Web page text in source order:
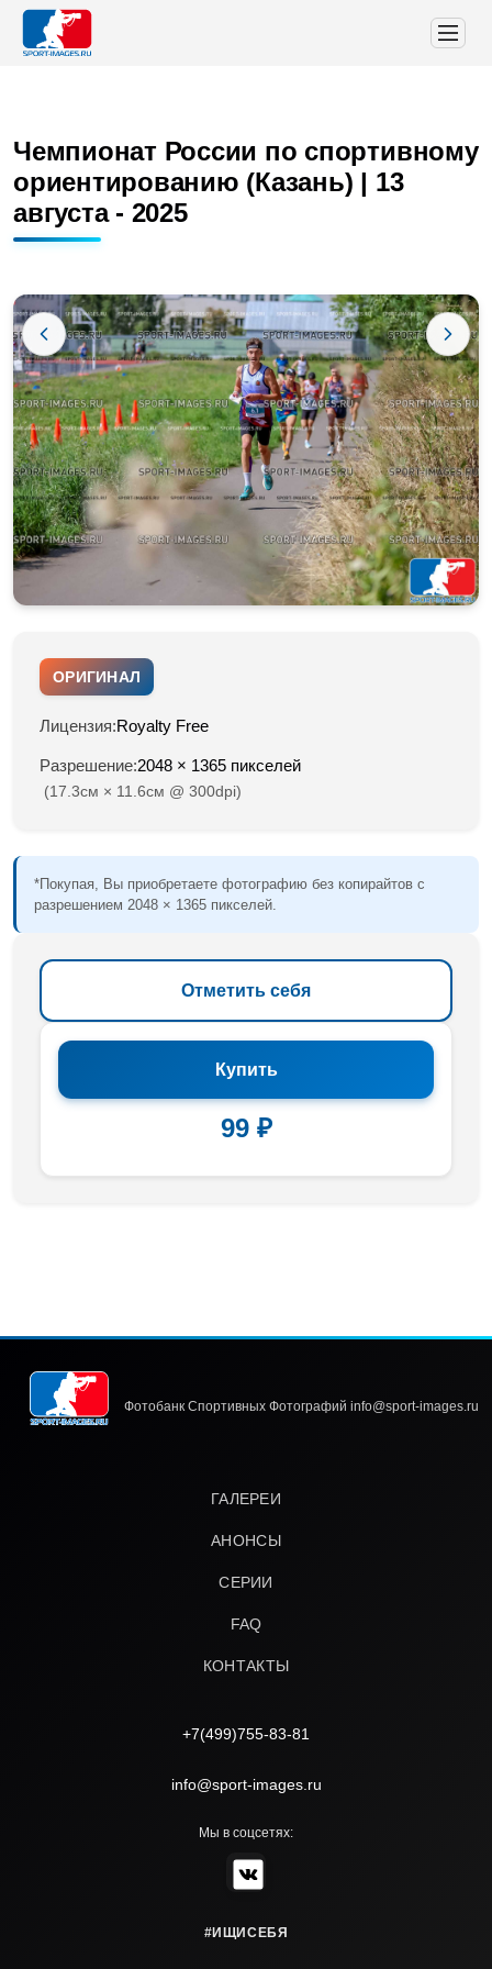
Чемпионат России по спортивному
ориентированию (Казань) | 13
августа - 2025
ОРИГИНАЛ
Лицензия:Royalty Free
Разрешение:2048 × 1365 пикселей
(17.3см × 11.6см @ 300dpi)
*Покупая, Вы приобретаете фотографию без копирайтов с
разрешением 2048 × 1365 пикселей.
Отметить себя
Купить
99 ₽
Фотобанк Спортивных Фотографий info@sport-images.ru
ГАЛЕРЕИ
АНОНСЫ
СЕРИИ
FAQ
КОНТАКТЫ
+7(499)755-83-81
info@sport-images.ru
Мы в соцсетях:
#ИЩИСЕБЯ